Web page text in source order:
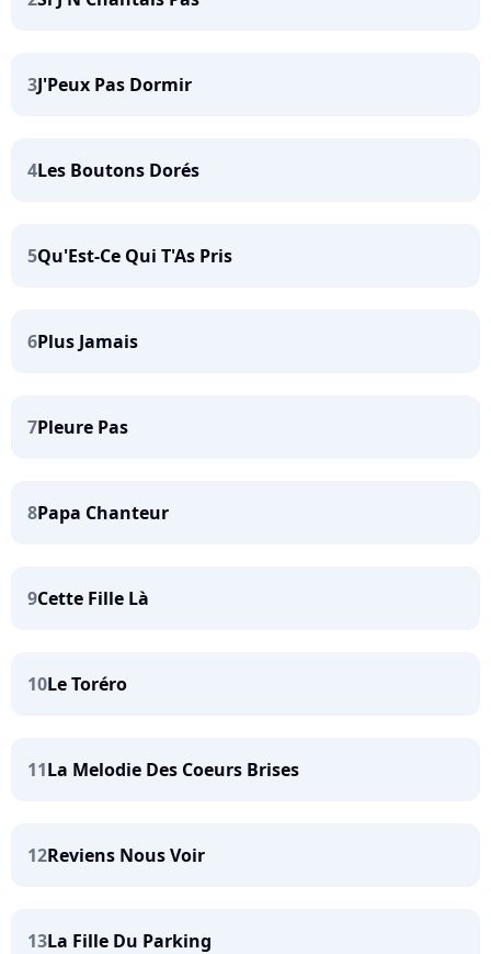
3J'Peux Pas Dormir
4Les Boutons Dorés
5Qu'Est-Ce Qui T'As Pris
6Plus Jamais
7Pleure Pas
8Papa Chanteur
9Cette Fille Là
10Le Toréro
11La Melodie Des Coeurs Brises
12Reviens Nous Voir
13La Fille Du Parking